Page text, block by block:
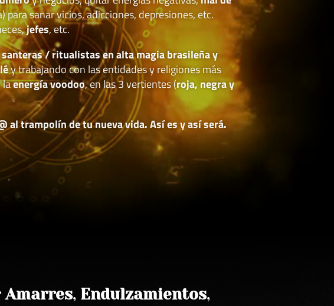
para sanar vicios, adicciones, depresiones, etc.
jefes, etc.
/ ritualistas en alta magia brasileña y
y trabajando con las entidades y religiones más
laenergía voodoo, en las 3 vertientes (roja, negra y
al trampolín de tu nueva vida. Así es y así será.
Amarres, Endulzamientos,